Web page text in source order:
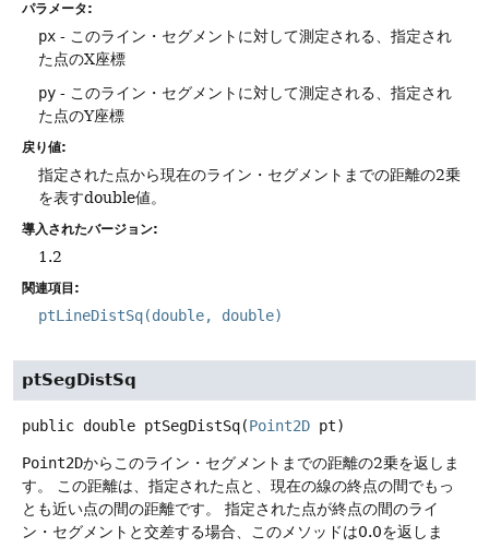
パラメータ:
px - このライン・セグメントに対して測定される、指定され
た点のX座標
py - このライン・セグメントに対して測定される、指定され
た点のY座標
戻り値:
指定された点から現在のライン・セグメントまでの距離の2乗
を表すdouble値。
導入されたバージョン:
1.2
関連項目:
ptLineDistSq(double, double)
ptSegDistSq
public double ptSegDistSq(Point2D pt)
Point2Dからこのライン・セグメントまでの距離の2乗を返しま
す。
この距離は、指定された点と、現在の線の終点の間でもっ
とも近い点の間の距離です。
指定された点が終点の間のライ
ン・セグメントと交差する場合、このメソッドは0.0を返しま